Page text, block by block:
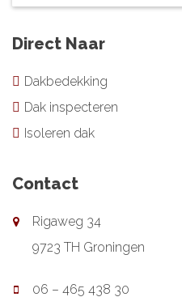
Direct Naar
Dakbedekking
Dak inspecteren
Isoleren dak
Contact
Rigaweg 34
9723 TH Groningen
06 – 465 438 30